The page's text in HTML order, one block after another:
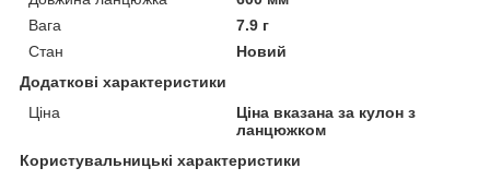
Вага
7.9 г
Стан
Новий
Додаткові характеристики
Ціна
Ціна вказана за кулон з
ланцюжком
Користувальницькі характеристики